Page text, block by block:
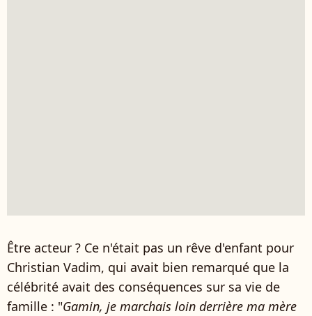
Être acteur ? Ce n'était pas un rêve d'enfant pour
Christian Vadim, qui avait bien remarqué que la
célébrité avait des conséquences sur sa vie de
famille : "Gamin, je marchais loin derrière ma mère